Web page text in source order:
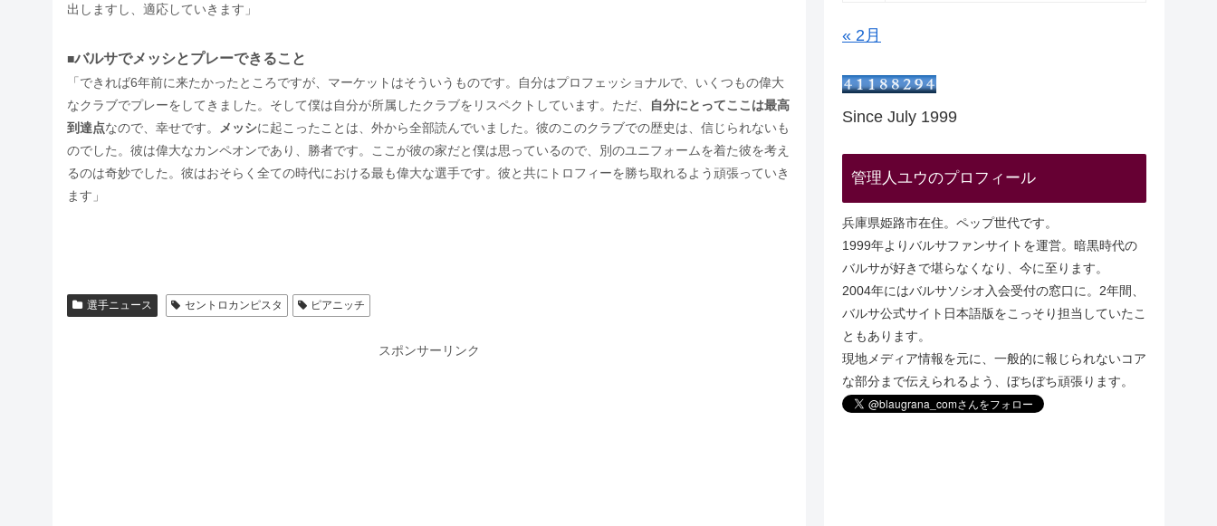
出しますし、適応していきます」
■バルサでメッシとプレーできること
「できれば6年前に来たかったところですが、マーケットはそういうものです。自分はプロフェッショナルで、いくつもの偉大
なクラブでプレーをしてきました。そして僕は自分が所属したクラブをリスペクトしています。ただ、
自分にとってここは最高
到達点なので、幸せです。 メッシに起こったことは、外から全部読んでいました。彼のこのクラブでの歴史は、信じられないも
のでした。彼は偉大なカンペオンであり、勝者です。ここが彼の家だと僕は思っているので、別のユニフォームを着た彼を考え
るのは奇妙でした。彼はおそらく全ての時代における最も偉大な選手です。彼と共にトロフィーを勝ち取れるよう頑張っていき
ます」
選手ニュース セントロカンピスタ ピアニッチ
スポンサーリンク
« 2月
Since July 1999
管理人ユウのプロフィール
兵庫県姫路市在住。ペップ世代です。
1999年よりバルサファンサイトを運営。暗黒時代の
バルサが好きで堪らなくなり、今に至ります。
2004年にはバルサソシオ入会受付の窓口に。2年間、
バルサ公式サイト日本語版をこっそり担当していたこ
ともあります。
現地メディア情報を元に、一般的に報じられないコア
な部分まで伝えられるよう、ぼちぼち頑張ります。